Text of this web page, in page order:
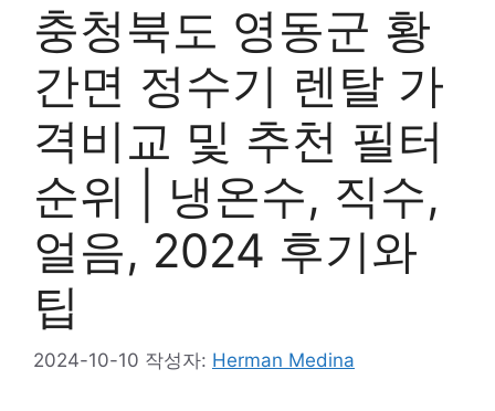
충청북도 영동군 황
간면 정수기 렌탈 가
격비교 및 추천 필터
순위 | 냉온수, 직수,
얼음, 2024 후기와
팁
2024-10-10 작성자: Herman Medina